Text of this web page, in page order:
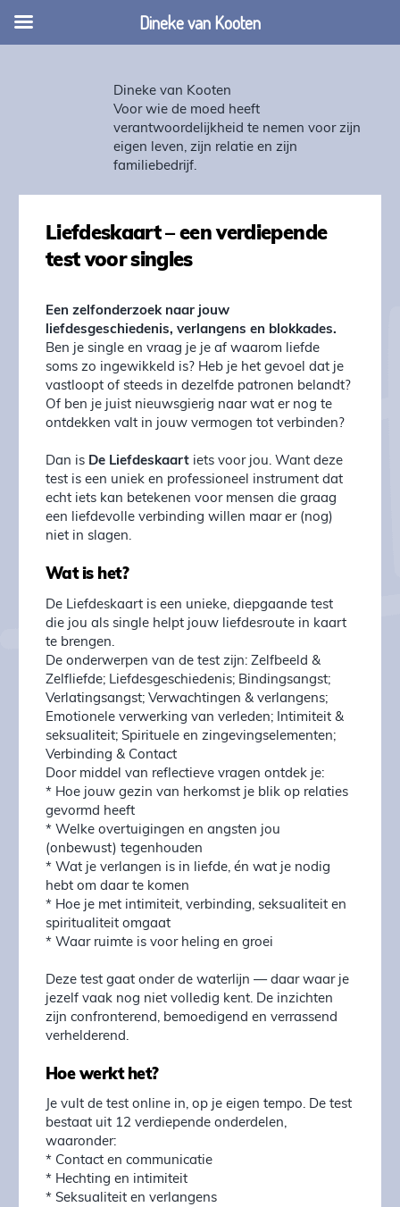
Dineke van Kooten
Voor wie de moed heeft
verantwoordelijkheid te nemen voor zijn
eigen leven, zijn relatie en zijn
familiebedrijf.
Liefdeskaart – een verdiepende
test voor singles
Een zelfonderzoek naar jouw
liefdesgeschiedenis, verlangens en blokkades.
Ben je single en vraag je je af waarom liefde
soms zo ingewikkeld is? Heb je het gevoel dat je
vastloopt of steeds in dezelfde patronen belandt?
Of ben je juist nieuwsgierig naar wat er nog te
ontdekken valt in jouw vermogen tot verbinden?
Dan is De Liefdeskaart iets voor jou. Want deze
test is een uniek en professioneel instrument dat
echt iets kan betekenen voor mensen die graag
een liefdevolle verbinding willen maar er (nog)
niet in slagen.
Wat is het?
De Liefdeskaart is een unieke, diepgaande test
die jou als single helpt jouw liefdesroute in kaart
te brengen.
De onderwerpen van de test zijn: Zelfbeeld &
Zelfliefde; Liefdesgeschiedenis; Bindingsangst;
Verlatingsangst; Verwachtingen & verlangens;
Emotionele verwerking van verleden; Intimiteit &
seksualiteit; Spirituele en zingevingselementen;
Verbinding & Contact
Door middel van reflectieve vragen ontdek je:
* Hoe jouw gezin van herkomst je blik op relaties
gevormd heeft
* Welke overtuigingen en angsten jou
(onbewust) tegenhouden
* Wat je verlangen is in liefde, én wat je nodig
hebt om daar te komen
* Hoe je met intimiteit, verbinding, seksualiteit en
spiritualiteit omgaat
* Waar ruimte is voor heling en groei
Deze test gaat onder de waterlijn — daar waar je
jezelf vaak nog niet volledig kent. De inzichten
zijn confronterend, bemoedigend en verrassend
verhelderend.
Hoe werkt het?
Je vult de test online in, op je eigen tempo. De test
bestaat uit 12 verdiepende onderdelen,
waaronder:
* Contact en communicatie
* Hechting en intimiteit
* Seksualiteit en verlangens
Dineke van Kooten